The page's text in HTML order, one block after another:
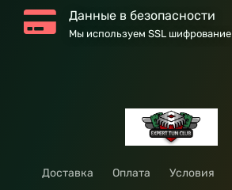
Данные в безопасности
Мы используем SSL шифрование
Доставка Оплата Условия